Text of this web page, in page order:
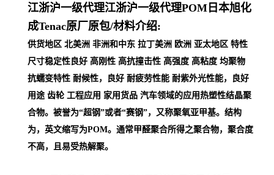
江浙沪一级代理江浙沪一级代理POM日本旭化
成Tenac原厂原包/材料介绍:
供货地区 北美洲 非洲和中东 拉丁美洲 欧洲 亚太地区 特性
尺寸稳定性良好 高刚性 高抗撞击性 高强度 高粘度 均聚物
抗蠕变特性 耐候性，良好 耐疲劳性能 耐紫外光性能，良好
用途 齿轮 工程应用 家用货品 汽车领域的应用热塑性结晶聚
合物。被誉为“超钢”或者“赛钢”，又称聚氧亚甲基。结构
为，英文缩写为POM。通常甲醛聚合所得之聚合物，聚合度
不高，且易受热解聚。